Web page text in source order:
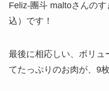
Feliz-團斗 maltoさんの
込）です！
最後に相応しい、ボリュ
てたっぷりのお肉が、9